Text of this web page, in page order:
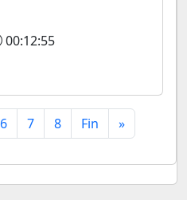
00:12:55
6 7 8 Fin »